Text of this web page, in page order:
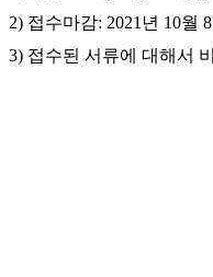
프
릴
2) 접수마감: 2021 년 10월 8
3) 접수된 서류에 대해서